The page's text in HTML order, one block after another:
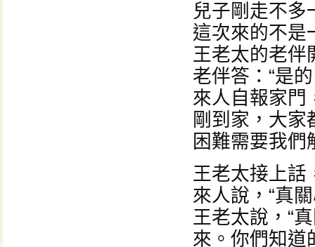
兒子剛走不多
這次來的不是
王老太的老伴
老伴答：“是
來人自報家門
剛到家，大
困難需要我們
王老太接上話
來人說，“真
王老太說，“
來。你們知道